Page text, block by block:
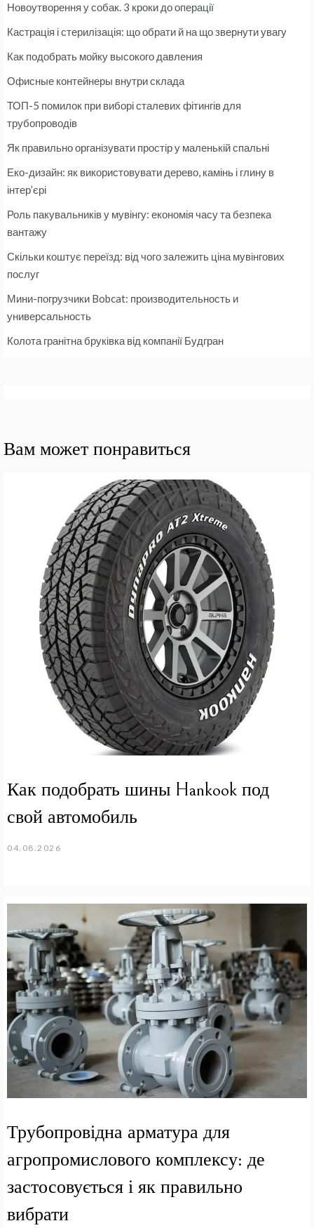
Новоутворення у собак. 3 кроки до операції
Кастрація і стерилізація: що обрати й на що звернути увагу
Как подобрать мойку высокого давления
Офисные контейнеры внутри склада
ТОП-5 помилок при виборі сталевих фітингів для
трубопроводів
Як правильно організувати простір у маленькій спальні
Еко-дизайн: як використовувати дерево, камінь і глину в
інтер’єрі
Роль пакувальників у мувінгу: економія часу та безпека
вантажу
Скільки коштує переїзд: від чого залежить ціна мувінгових
послуг
Мини-погрузчики Bobcat: производительность и
универсальность
Колота гранітна бруківка від компанії Будгран
Вам может понравиться
Как подобрать шины Hankook под
свой автомобиль
04.08.2026
Трубопровідна арматура для
агропромислового комплексу: де
застосовується і як правильно
вибрати